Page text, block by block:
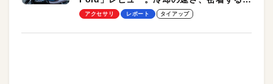
却プレート、シンプルな操作性がグッド！
アクセサリ レポート タイアップ